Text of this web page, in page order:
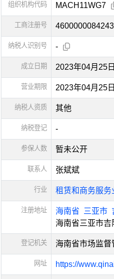
组织机构代码 MACH11WG7
工商注册号
纳税人识别号 -
成立日期 2023年04月25日
营业期限 2023年04月25
纳税人资质 其他
纳税登记 -
参保人数 暂未公开
联系人 张斌斌
行业 租赁和商务服务
注册地址 海南省 三亚市
海南省三亚市
登记机关 海南省市场监督
网址 https://